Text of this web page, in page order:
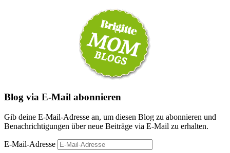
Blog via E-Mail abonnieren
Gib deine E-Mail-Adresse an, um diesen Blog zu abonnieren und
Benachrichtigungen über neue Beiträge via E-Mail zu erhalten.
E-Mail-Adresse